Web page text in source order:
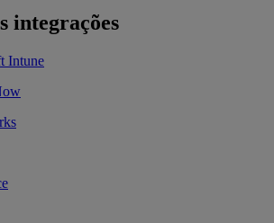
integrações
Intune